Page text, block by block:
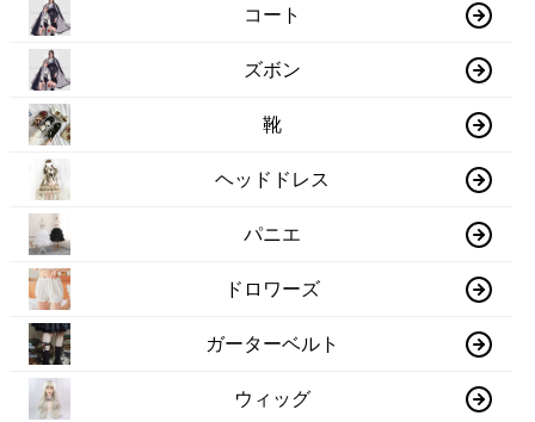
コート
ズボン
靴
ヘッドドレス
パニエ
ドロワーズ
ガーターベルト
ウィッグ